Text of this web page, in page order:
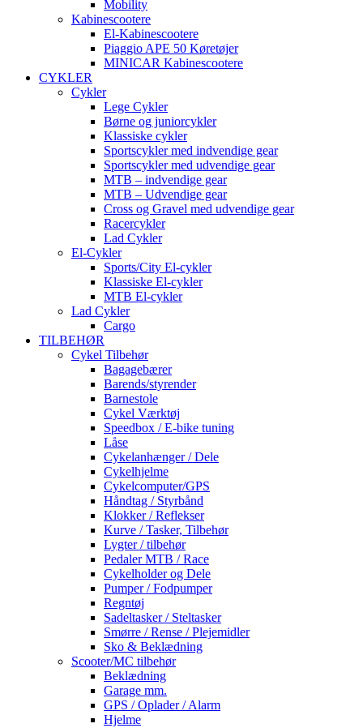
Mobility
Kabinescootere
El-Kabinescootere
Piaggio APE 50 Køretøjer
MINICAR Kabinescootere
CYKLER
Cykler
Lege Cykler
Børne og juniorcykler
Klassiske cykler
Sportscykler med indvendige gear
Sportscykler med udvendige gear
MTB – indvendige gear
MTB – Udvendige gear
Cross og Gravel med udvendige gear
Racercykler
Lad Cykler
El-Cykler
Sports/City El-cykler
Klassiske El-cykler
MTB El-cykler
Lad Cykler
Cargo
TILBEHØR
Cykel Tilbehør
Bagagebærer
Barends/styrender
Barnestole
Cykel Værktøj
Speedbox / E-bike tuning
Låse
Cykelanhænger / Dele
Cykelhjelme
Cykelcomputer/GPS
Håndtag / Styrbånd
Klokker / Reflekser
Kurve / Tasker, Tilbehør
Lygter / tilbehør
Pedaler MTB / Race
Cykelholder og Dele
Pumper / Fodpumper
Regntøj
Sadeltasker / Steltasker
Smørre / Rense / Plejemidler
Sko & Beklædning
Scooter/MC tilbehør
Beklædning
Garage mm.
GPS / Oplader / Alarm
Hjelme